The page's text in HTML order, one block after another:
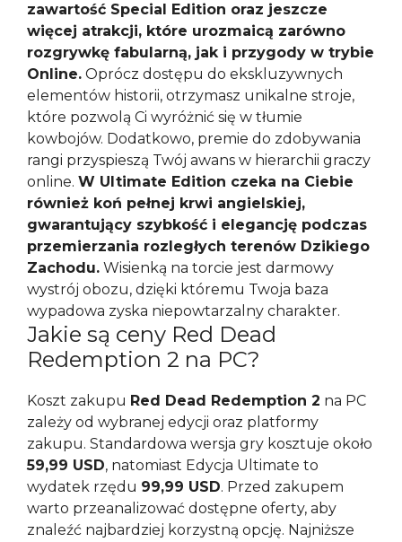
zawartość Special Edition oraz jeszcze
więcej atrakcji, które urozmaicą zarówno
rozgrywkę fabularną, jak i przygody w trybie
Online. Oprócz dostępu do ekskluzywnych
elementów historii, otrzymasz unikalne stroje,
które pozwolą Ci wyróżnić się w tłumie
kowbojów. Dodatkowo, premie do zdobywania
rangi przyspieszą Twój awans w hierarchii graczy
online. W Ultimate Edition czeka na Ciebie
również koń pełnej krwi angielskiej,
gwarantujący szybkość i elegancję podczas
przemierzania rozległych terenów Dzikiego
Zachodu. Wisienką na torcie jest darmowy
wystrój obozu, dzięki któremu Twoja baza
wypadowa zyska niepowtarzalny charakter.
Jakie są ceny Red Dead
Redemption 2 na PC?
Koszt zakupu Red Dead Redemption 2 na PC
zależy od wybranej edycji oraz platformy
zakupu. Standardowa wersja gry kosztuje około
59,99 USD, natomiast Edycja Ultimate to
wydatek rzędu 99,99 USD. Przed zakupem
warto przeanalizować dostępne oferty, aby
znaleźć najbardziej korzystną opcję. Najniższe